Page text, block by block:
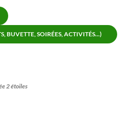
BUVETTE, SOIRÉES, ACTIVITÉS...)
2 étoiles